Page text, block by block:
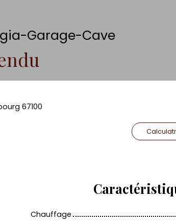
Garage-Cave
67100
Chauffage